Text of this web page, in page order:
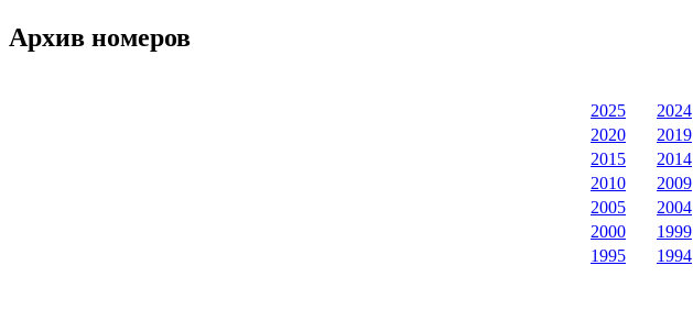
Архив номеров
2025
2024
2020
2019
2015
2014
2010
2009
2005
2004
2000
1999
1995
1994